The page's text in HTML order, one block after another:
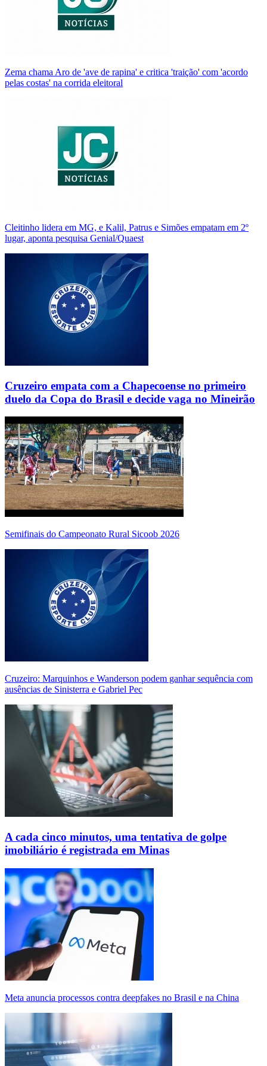
Zema chama Aro de 'ave de rapina' e critica 'traição' com 'acordo
pelas costas' na corrida eleitoral
Cleitinho lidera em MG, e Kalil, Patrus e Simões empatam em 2º
lugar, aponta pesquisa Genial/Quaest
Cruzeiro empata com a Chapecoense no primeiro
duelo da Copa do Brasil e decide vaga no Mineirão
Semifinais do Campeonato Rural Sicoob 2026
Cruzeiro: Marquinhos e Wanderson podem ganhar sequência com
ausências de Sinisterra e Gabriel Pec
A cada cinco minutos, uma tentativa de golpe
imobiliário é registrada em Minas
Meta anuncia processos contra deepfakes no Brasil e na China